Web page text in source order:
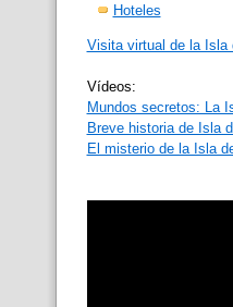
Hoteles
Visita virtual de la Isla
Vídeos:
Mundos secretos: La
Breve historia de Isla
El misterio de la Isla